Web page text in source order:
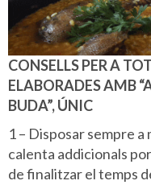
CONSELLS PER A
ELABORADES AMB
BUDA”, ÚNIC
1 – Disposar sempre a
calenta addicionals
de finalitzar el temps